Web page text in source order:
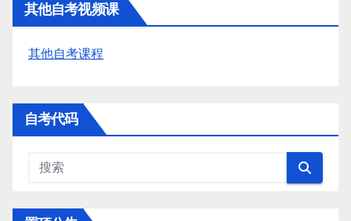
其他自考视频课
其他自考课程
自考代码